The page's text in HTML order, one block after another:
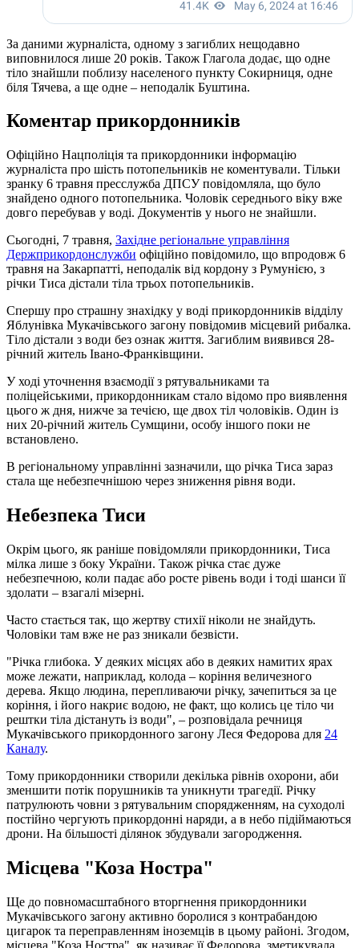
За даними журналіста, одному з загиблих нещодавно
виповнилося лише 20 років. Також Глагола додає, що одне
тіло знайшли поблизу населеного пункту Сокирниця, одне
біля Тячева, а ще одне – неподалік Буштина.
Коментар прикордонників
Офіційно Нацполіція та прикордонники інформацію
журналіста про шість потопельників не коментували. Тільки
зранку 6 травня пресслужба ДПСУ повідомляла, що було
знайдено одного потопельника. Чоловік середнього віку вже
довго перебував у воді. Документів у нього не знайшли.
Сьогодні, 7 травня, Західне регіональне управління
Держприкордонслужби офіційно повідомило, що впродовж 6
травня на Закарпатті, неподалік від кордону з Румунією, з
річки Тиса дістали тіла трьох потопельників.
Спершу про страшну знахідку у воді прикордонників відділу
Яблунівка Мукачівського загону повідомив місцевий рибалка.
Тіло дістали з води без ознак життя. Загиблим виявився 28-
річний житель Івано-Франківщини.
У ході уточнення взаємодії з рятувальниками та
поліцейськими, прикордонникам стало відомо про виявлення
цього ж дня, нижче за течією, ще двох тіл чоловіків. Один із
них 20-річний житель Сумщини, особу іншого поки не
встановлено.
В регіональному управлінні зазначили, що річка Тиса зараз
стала ще небезпечнішою через зниження рівня води.
Небезпека Тиси
Окрім цього, як раніше повідомляли прикордонники, Тиса
мілка лише з боку України. Також річка стає дуже
небезпечною, коли падає або росте рівень води і тоді шанси її
здолати – взагалі мізерні.
Часто стається так, що жертву стихії ніколи не знайдуть.
Чоловіки там вже не раз зникали безвісти.
"Річка глибока. У деяких місцях або в деяких намитих ярах
може лежати, наприклад, колода – коріння величезного
дерева. Якщо людина, перепливаючи річку, зачепиться за це
коріння, і його накриє водою, не факт, що колись це тіло чи
рештки тіла дістануть із води", – розповідала речниця
Мукачівського прикордонного загону Леся Федорова для 24
Каналу.
Тому прикордонники створили декілька рівнів охорони, аби
зменшити потік порушників та уникнути трагедії. Річку
патрулюють човни з рятувальним спорядженням, на суходолі
постійно чергують прикордонні наряди, а в небо підіймаються
дрони. На більшості ділянок збудували загородження.
Місцева "Коза Ностра"
Ще до повномасштабного вторгнення прикордонники
Мукачівського загону активно боролися з контрабандою
цигарок та переправленням іноземців в цьому районі. Згодом,
місцева "Коза Ностра", як називає її Федорова, зметикувала,